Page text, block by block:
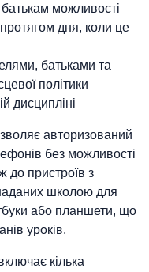
можливості
протягом дня, коли це
батьками та
політики
дисципліні
авторизований
без можливості
до пристроїв з
школою для
або планшети, що
уроків.
кілька